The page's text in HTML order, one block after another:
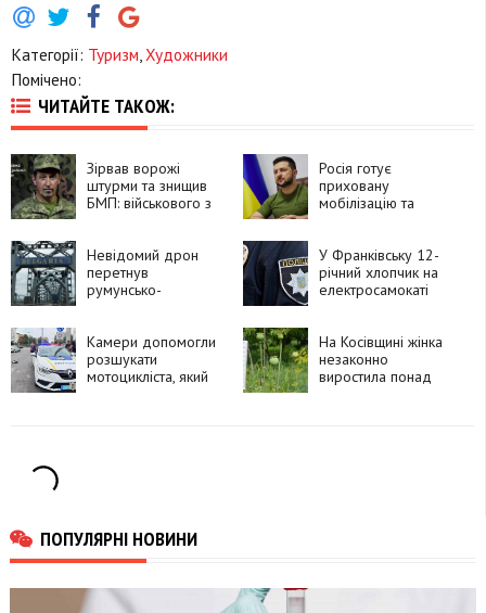
Категорії: Туризм Художники
Помічено:
ЧИТАЙТЕ ТАКОЖ:
Зірвав ворожі
штурми та знищив
БМП: військового з
орденом «За
мужність»
Росія готує
приховану
мобілізацію та
із КНДР, —
Володимир
Зеленський
Невідомий дрон
перетнув
румунсько-
У Франківську 12-
річний хлопчик на
електросамокаті
Камери допомогли
розшукати
мотоцикліста, який
На Косівщині жінка
незаконно
виростила понад
ПОПУЛЯРНІ НОВИНИ